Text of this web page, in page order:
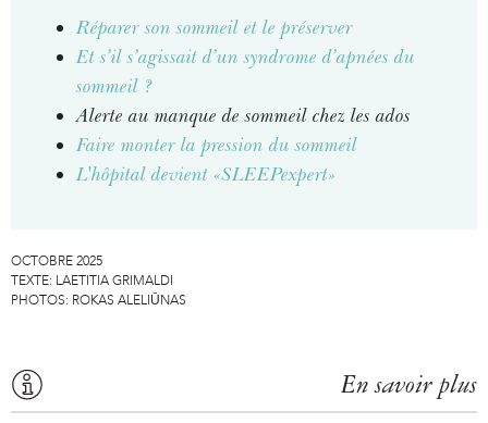
e
x
a
Réparer son sommeil et le préserver
Et s’il s’agissait d’un syndrome d’apnées du
sommeil ?
Alerte au manque de sommeil chez les ados
Faire monter la pression du sommeil
L'hôpital devient «SLEEPexpert»
OCTOBRE 2025
TEXTE: LAETITIA GRIMALDI
PHOTOS: ROKAS ALELIŪNAS
En savoir plus